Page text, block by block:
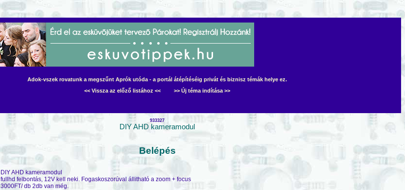
Adok-vszek rovatunk a megszűnt Aprók utóda - a portál átépítéséig privát és biznisz témák helye ez.
<< Vissza az előző listához <<
>> Új téma indítása >>
933327
DIY AHD kameramodul
Belépés
DIY AHD kameramodul
fullhd felbontás, 12V kell neki. Fogaskoszorúval állitható a zoom + focus
3000FT/ db 2db van még.